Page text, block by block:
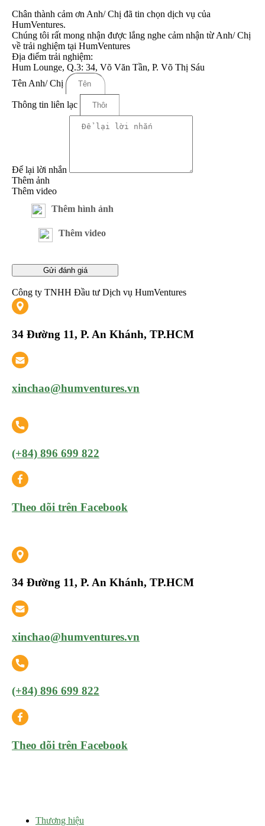
Chân thành cảm ơn Anh/ Chị đã tin chọn dịch vụ của
HumVentures.
Chúng tôi rất mong nhận được lắng nghe cảm nhận từ Anh/ Chị
về trải nghiệm tại HumVentures
Địa điểm trải nghiệm:
Hum Lounge, Q.3: 34, Võ Văn Tần, P. Võ Thị Sáu
Tên Anh/ Chị
Thông tin liên lạc
Để lại lời nhắn
Thêm ảnh
Thêm video
Thêm hình ảnh
Thêm video
Gửi đánh giá
Công ty TNHH Đầu tư Dịch vụ HumVentures
34 Đường 11, P. An Khánh, TP.HCM
xinchao@humventures.vn
(+84) 896 699 822
Theo dõi trên Facebook
34 Đường 11, P. An Khánh, TP.HCM
xinchao@humventures.vn
(+84) 896 699 822
Theo dõi trên Facebook
Thương hiệu